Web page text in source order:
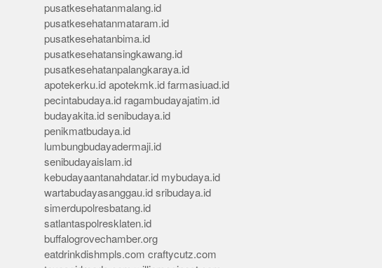
pusatkesehatanmalang.id
pusatkesehatanmataram.id
pusatkesehatanbima.id
pusatkesehatansingkawang.id
pusatkesehatanpalangkaraya.id
apotekerku.id apotekmk.id farmasiuad.id
pecintabudaya.id ragambudayajatim.id
budayakita.id senibudaya.id
penikmatbudaya.id
lumbungbudayadermaji.id
senibudayaislam.id
kebudayaantanahdatar.id mybudaya.id
wartabudayasanggau.id sribudaya.id
simerdupolresbatang.id
satlantaspolresklaten.id
buffalogrovechamber.org
eatdrinkdishmpls.com craftycutz.com